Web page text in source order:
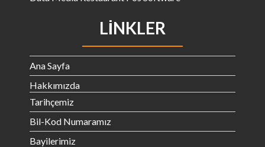
LINKLER
Ana Sayfa
Hakkımızda
Tarihçemiz
Bil-Kod Numaramız
Bayilerimiz